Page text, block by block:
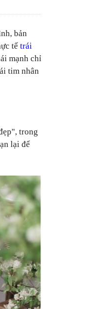
bản
tế trái
mạnh chỉ
tim nhân
trong
lại để